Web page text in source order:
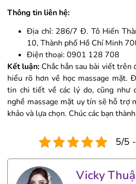
Thông tin liên hệ:
Địa chỉ: 286/7 Đ. Tô Hiến
10, Thành phố Hồ Chí Minh
Điện thoại: 0901 128 708
Kết luận: Chắc hẳn sau bài viết trên
hiểu rõ hơn về học massage mặt.
tin chi tiết về các lý do, cũng như
nghề massage mặt uy tín sẽ hỗ trợ
khảo và lựa chọn. Chúc các bạn
5/5
Vicky